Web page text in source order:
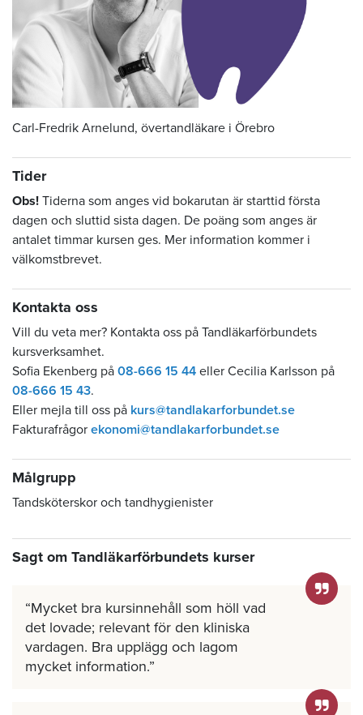
Carl-Fredrik Arnelund, övertandläkare i Örebro
Tider
Obs! Tiderna som anges vid bokarutan är starttid första
dagen och sluttid sista dagen. De poäng som anges är
antalet timmar kursen ges. Mer information kommer i
välkomstbrevet.
Kontakta oss
Vill du veta mer? Kontakta oss på Tandläkarförbundets
kursverksamhet.
Sofia Ekenberg på 08-666 15 44 eller Cecilia Karlsson på
08-666 15 43.
Eller mejla till oss på kurs@tandlakarforbundet.se
Fakturafrågor ekonomi@tandlakarforbundet.se
Målgrupp
Tandsköterskor och tandhygienister
Sagt om Tandläkarförbundets kurser
Mycket bra kursinnehåll som höll vad
det lovade; relevant för den kliniska
vardagen. Bra upplägg och lagom
mycket information.